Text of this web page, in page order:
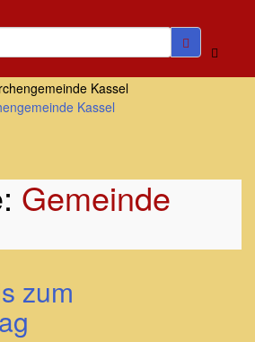
Kassel
Gemeinde
zum